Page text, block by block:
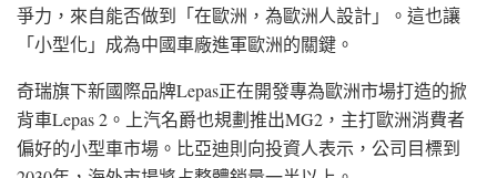
爭力，來自能否做到「在歐洲，為歐洲人設計」。這也讓
「小型化」成為中國車廠進軍歐洲的關鍵。
奇瑞旗下新國際品牌Lepas正在開發專為歐洲市場打造的掀
背車Lepas 2 。上汽名爵也規劃推出MG2 ，主打歐洲消費者
偏好的小型車市場。比亞迪則向投資人表示，公司目標到